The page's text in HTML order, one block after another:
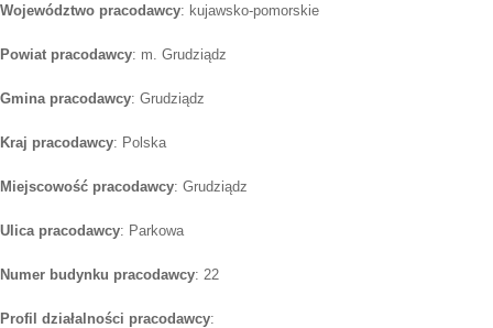
Województwo pracodawcy: kujawsko-pomorskie
Powiat pracodawcy: m. Grudziądz
Gmina pracodawcy: Grudziądz
Kraj pracodawcy: Polska
Miejscowość pracodawcy: Grudziądz
Ulica pracodawcy: Parkowa
Numer budynku pracodawcy: 22
Profil działalności pracodawcy: